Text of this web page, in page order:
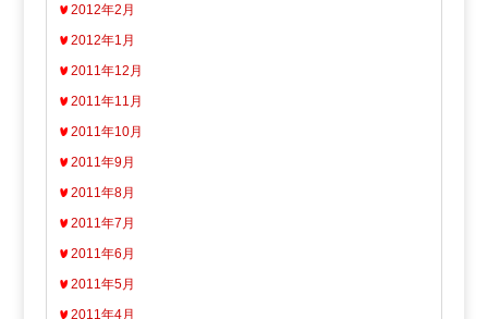
2012年2月
2012年1月
2011年12月
2011年11月
2011年10月
2011年9月
2011年8月
2011年7月
2011年6月
2011年5月
2011年4月